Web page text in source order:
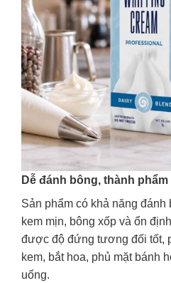
Dễ đánh bông, thành phẩm
Sản phẩm có khả năng đánh
kem mịn, bông xốp và ổn
được độ đứng tương đối tốt,
kem, bắt hoa, phủ mặt bánh
uống.